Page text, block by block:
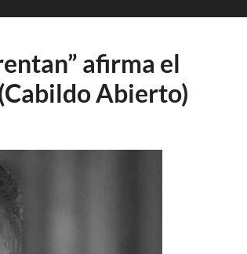
afirma el
Abierto)